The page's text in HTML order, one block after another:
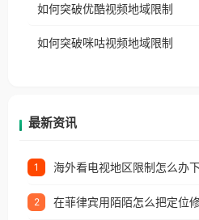
权限制所困扰。
制问题，且仅能在中国大陆
户收听网易云音乐地
如何突破优酷视频地域限制
如何突破咪咕视频地域限制
最新资讯
1
2